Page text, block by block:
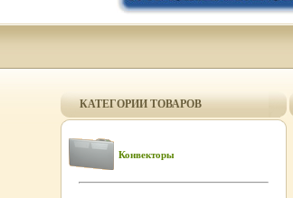
КАТЕГОРИИ ТОВАРОВ
Конвекторы